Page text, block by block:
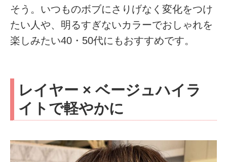
そう。いつものボブにさりげなく変化をつけ
たい人や、明るすぎないカラーでおしゃれを
楽しみたい40・50代にもおすすめです。
レイヤー × ベージュハイラ
イトで軽やかに